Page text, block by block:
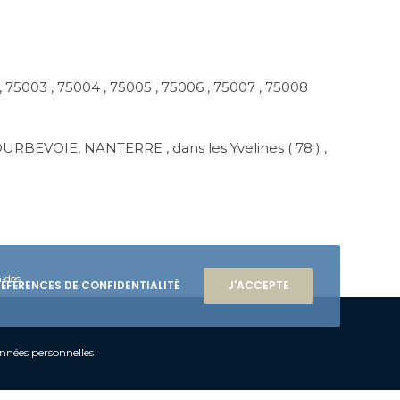
75003 , 75004 , 75005 , 75006 , 75007 , 75008
NANTERRE , dans les Yvelines ( 78 ) ,
CONSTATS
RECOUVREMENT ET EXÉCUTION
personnelles
des
DE CONFIDENTIALITÉ J'ACCEPTE